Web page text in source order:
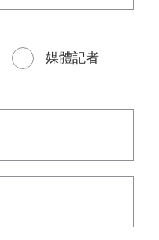
媒體記者